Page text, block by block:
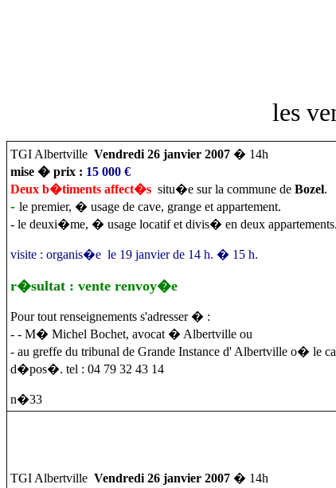
les
TGI Albertville Vendredi 26 janvier 2007 � 14h
mise � prix : 15 000 €
Deux b�timents affect�s situ�e sur la commune de Bozel.
- le premier, � usage de cave, grange et appartement.
- le deuxi�me, � usage locatif et divis� en deux appartements.
visite : organis�e le 19 janvier de 14 h. � 15 h.
r�sultat : vente renvoy�e
Pour tout renseignements s'adresser � :
- - M� Michel Bochet, avocat � Albertville ou
- au greffe du tribunal de Grande Instance d' Albertville o� le
d�pos�. tel : 04 79 32 43 14
n�33
TGI Albertville Vendredi 26 janvier 2007 � 14h